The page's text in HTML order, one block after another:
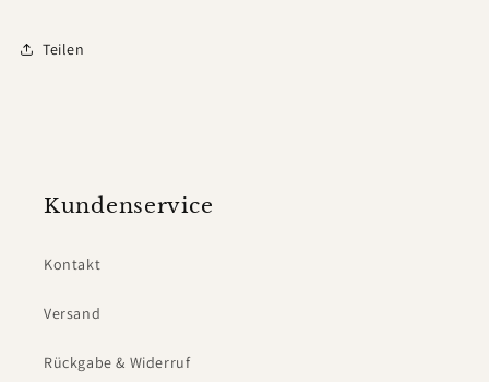
Teilen
Kundenservice
Kontakt
Versand
Rückgabe & Widerruf